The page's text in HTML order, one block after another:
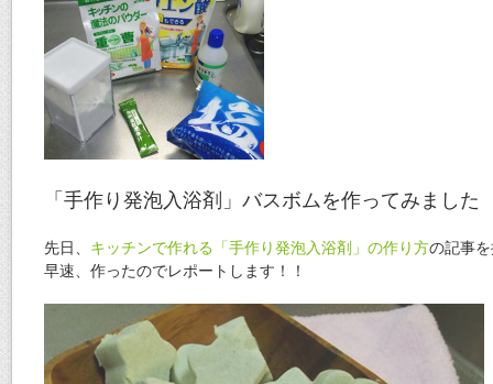
「手作り発泡入浴剤」バスボムを作ってみました
先日、 キッチンで作れる「手作り発泡入浴剤」の作り方の記事
早速、作ったのでレポートします！！